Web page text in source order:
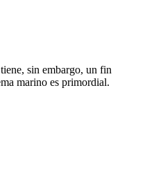
sin embargo, un fin
marino es primordial.